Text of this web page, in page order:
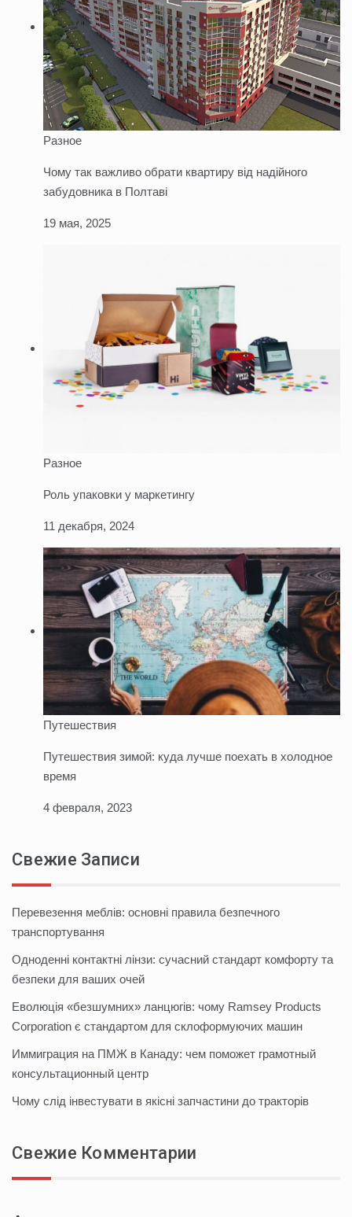
Разное
Чому так важливо обрати квартиру від надійного
забудовника в Полтаві
19 мая, 2025
Разное
Роль упаковки у маркетингу
11 декабря, 2024
Путешествия
Путешествия зимой: куда лучше поехать в холодное
время
4 февраля, 2023
Свежие Записи
Перевезення меблів: основні правила безпечного
транспортування
Одноденні контактні лінзи: сучасний стандарт комфорту та
безпеки для ваших очей
Еволюція «безшумних» ланцюгів: чому Ramsey Products
Corporation є стандартом для склоформуючих машин
Иммиграция на ПМЖ в Канаду: чем поможет грамотный
консультационный центр
Чому слід інвестувати в якісні запчастини до тракторів
Свежие Комментарии